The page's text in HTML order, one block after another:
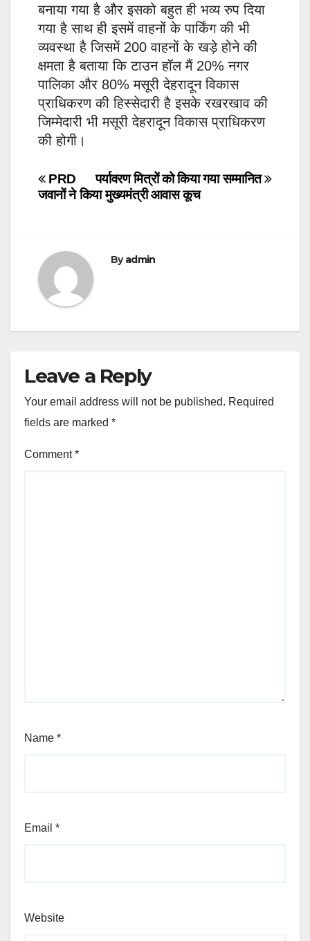
बनाया गया है और इसको बहुत ही भव्य रुप दिया
गया है साथ ही इसमें वाहनों के पार्किंग की भी
व्यवस्था है जिसमें 200 वाहनों के खड़े होने की
क्षमता है बताया कि टाउन हॉल मैं 20% नगर
पालिका और 80% मसूरी देहरादून विकास
प्राधिकरण की हिस्सेदारी है इसके रखरखाव की
जिम्मेदारी भी मसूरी देहरादून विकास प्राधिकरण
की होगी।
Post
navigation
पर्यावरण मित्रों को किया गया सम्मानित
PRD
जवानों ने किया मुख्यमंत्री आवास कूच
Byadmin
Leave a Reply
Your email address will not be published. Required
fields are marked *
Comment*
Name *
Email *
Website